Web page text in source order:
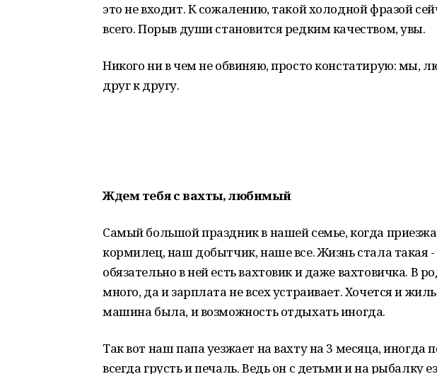
это не входит. К сожалению, такой холодной фразой
всего. Порыв души становится редким качеством, увы.
Никого ни в чем не обвиняю, просто констатирую: мы,
друг к другу.
Ждем тебя с вахты, любимый
Самый большой праздник в нашей семье, когда
кормилец, наш добытчик, наше все. Жизнь стала такая -
обязательно в ней есть вахтовик и даже вахтовичка. В
много, да и зарплата не всех устраивает. Хочется и
машина была, и возможность отдыхать иногда.
Так вот наш папа уезжает на вахту на 3 месяца, иногда
всегда грусть и печаль. Ведь он с детьми и на рыбалку